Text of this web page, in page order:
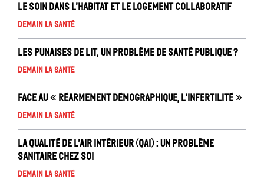
Le soin dans l’habitat et le logement collaboratif
Demain la santé
Les punaises de lit, un problème de santé publique ?
Demain la santé
Face au « réarmement démographique, l’infertilité »
Demain la santé
La Qualité de l’air intérieur (QAI) : un problème
sanitaire chez soi
Demain la santé